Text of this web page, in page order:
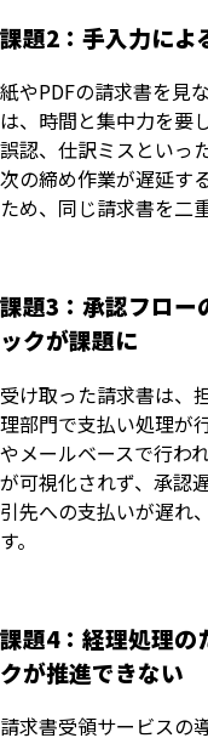
課題2：手入力によ
紙やPDFの請求書を見
は、時間と集中力を要
誤認、仕訳ミスといっ
次の締め作業が遅延す
ため、同じ請求書を二
課題3：承認フロー
ックが課題に
受け取った請求書は、
理部門で支払い処理が
やメールベースで行わ
が可視化されず、承認
引先への支払いが遅れ
す。
課題4：経理処理の
クが推進できない
請求書受領サービスの